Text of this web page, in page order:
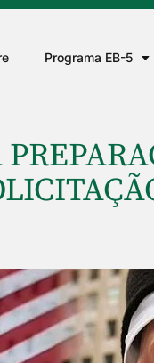
Programa EB-5